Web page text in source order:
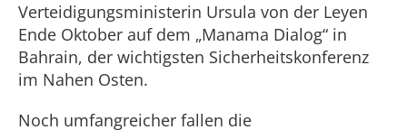
Verteidigungsministerin Ursula von der Leyen
Ende Oktober auf dem „Manama Dialog“ in
Bahrain, der wichtigsten Sicherheitskonferenz
im Nahen Osten.
Noch umfangreicher fallen die